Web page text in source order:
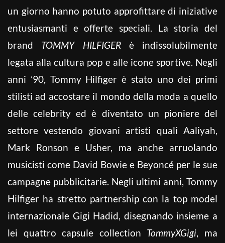
un giorno hanno potuto approfittare di iniziative
entusiasmanti e offerte speciali. La storia del
brand TOMMY HILFIGERè indissolubilmente
legata alla cultura pop e alle icone sportive. Negli
anni ’90, Tommy Hilfiger è stato uno dei primi
stilisti ad accostare il mondo della moda a quello
delle celebrity ed è diventato un pioniere del
settore vestendo giovani artisti quali Aaliyah,
Mark Ronson e Usher, ma anche arruolando
musicisti come David Bowie e Beyoncé per le sue
campagne pubblicitarie. Negli ultimi anni, Tommy
Hilfiger ha stretto partnership con la top model
internazionale Gigi Hadid, disegnando insieme a
lei quattro capsule collection TommyXGigi, ma